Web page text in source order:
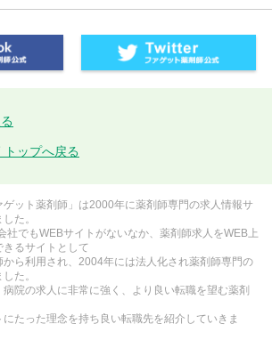
トップへ戻る
ット薬剤師」は2000年に薬剤師専門の求人情報サ
た。
社でもWEBサイトがないなか、薬剤師求人をWEB上
るサイトとして
ら利用され、2004年には法人化され薬剤師専門の
た。
院の求人に非常に強く、より良い転職を望む薬剤
たった理念を持ち良い転職先を紹介していきま